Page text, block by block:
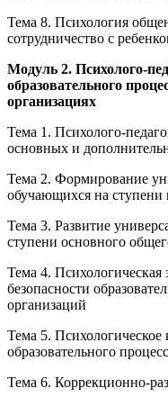
Тема 8. Психология
сотрудничество с
Модуль 2. Психолого-
образовательного
организациях
Тема 1. Психолого-
основных и
Тема 2. Формирование
обучающихся на ступени
Тема 3. Развитие
ступени основного
Тема 4. Психологическая
безопасности
организаций
Тема 5. Психологическое
образовательного
Тема 6. Коррекционно-